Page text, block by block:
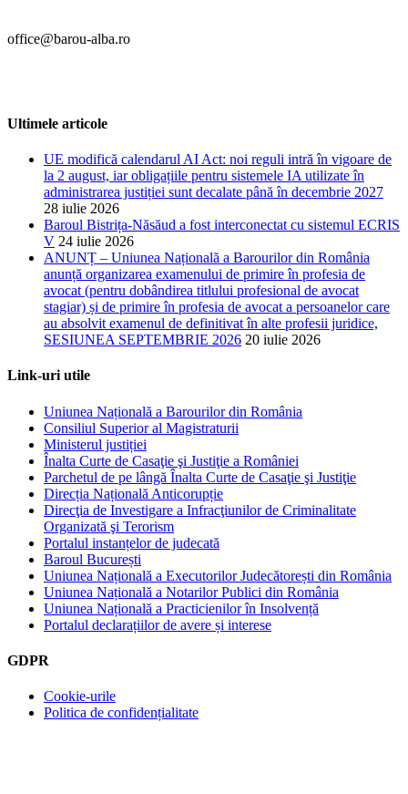
office@barou-alba.ro
Ultimele articole
UE modifică calendarul AI Act: noi reguli intră în vigoare de
la 2 august, iar obligațiile pentru sistemele IA utilizate în
administrarea justiției sunt decalate până în decembrie 2027
28 iulie 2026
Baroul Bistrița-Năsăud a fost interconectat cu sistemul ECRIS
V 24 iulie 2026
ANUNȚ – Uniunea Națională a Barourilor din România
anunță organizarea examenului de primire în profesia de
avocat (pentru dobândirea titlului profesional de avocat
stagiar) și de primire în profesia de avocat a persoanelor care
au absolvit examenul de definitivat în alte profesii juridice,
SESIUNEA SEPTEMBRIE 2026 20 iulie 2026
Link-uri utile
Uniunea Națională a Barourilor din România
Consiliul Superior al Magistraturii
Ministerul justiției
Înalta Curte de Casaţie şi Justiţie a României
Parchetul de pe lângă Înalta Curte de Casaţie şi Justiţie
Direcția Națională Anticorupție
Direcţia de Investigare a Infracţiunilor de Criminalitate
Organizată şi Terorism
Portalul instanțelor de judecată
Baroul București
Uniunea Națională a Executorilor Judecătorești din România
Uniunea Națională a Notarilor Publici din România
Uniunea Națională a Practicienilor în Insolvență
Portalul declarațiilor de avere și interese
GDPR
Cookie-urile
Politica de confidențialitate